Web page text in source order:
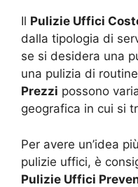
Il Pulizie Uffici
dalla tipologia di
se si desidera una
una pulizia di
Prezzi possono
geografica in cui si
Per avere un’idea
pulizie uffici, è
Pulizie Uffici